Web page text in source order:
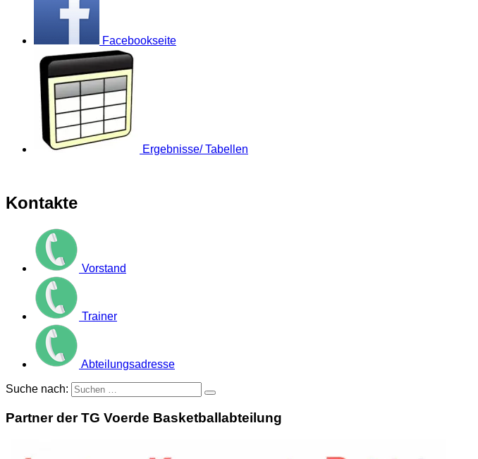
Facebookseite
Ergebnisse/ Tabellen
Kontakte
Vorstand
Trainer
Abteilungsadresse
Suche nach:
Partner der TG Voerde Basketballabteilung